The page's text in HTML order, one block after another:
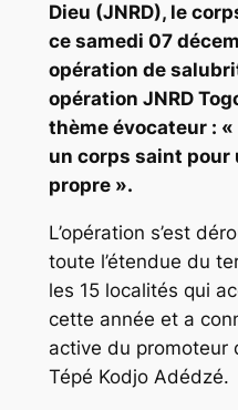
Dieu (JNRD), le
ce samedi 07
opération de
opération JNRD
thème évocateur :
un corps saint pour
propre ».
L’opération s’est
toute l’étendue du
les 15 localités qui
cette année et a
active du promoteur
Tépé Kodjo Adédzé.